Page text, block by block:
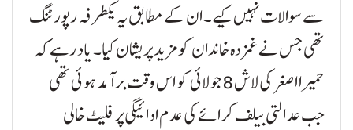
سے سوالات نہیں کیے۔ ان کے مطابق یہ یکطرفہ رپورٹنگ
تھی جس نے غمزدہ خاندان کو مزید پریشان کیا۔ یاد رہے کہ
حمیرا اصغر کی لاش 8 جولائی کو اس وقت برآمد ہوئی تھی
جب عدالتی بیلف کرائے کی عدم ادائیگی پر فلیٹ خالی